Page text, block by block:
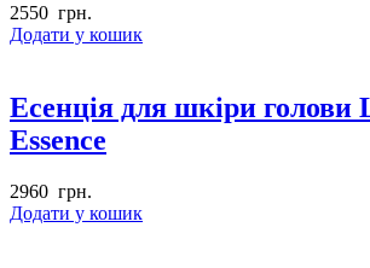
2550 грн.
Додати у кошик
Есенція для шкіри голови
Essence
2960 грн.
Додати у кошик